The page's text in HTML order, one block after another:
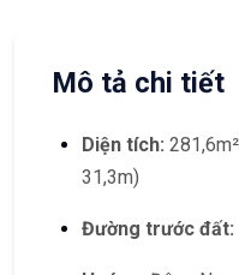
Mô tả chi tiết
Diện tích:
31,3m)
Đường trước đất: